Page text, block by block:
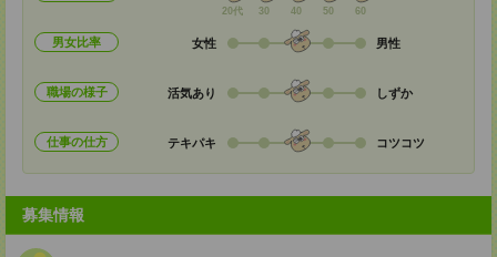
20代 30 40 50 60
男女比率 女性 男性
職場の様子 活気あり しずか
仕事の仕方 テキパキ コツコツ
募集情報